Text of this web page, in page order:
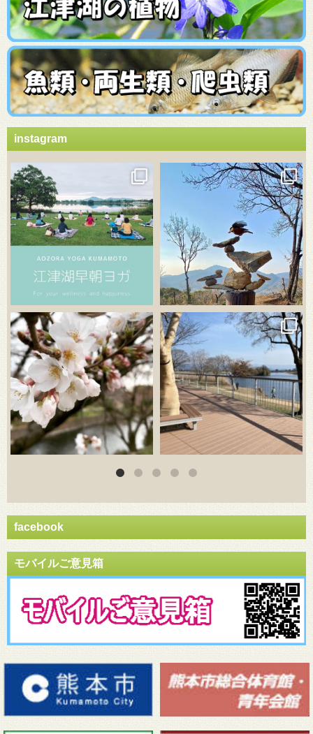
instagram
3月 20
3月 18
3月 18
facebook
モバイルご意見箱